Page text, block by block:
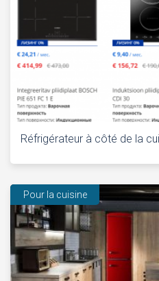
Réfrigérateur à côté de la
Pour la cuisine